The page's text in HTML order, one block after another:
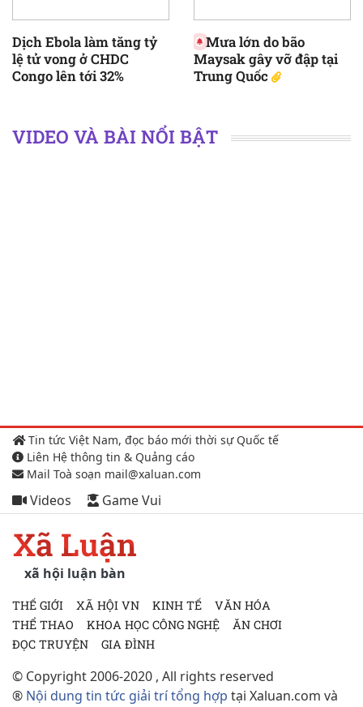
Dịch Ebola làm tăng tỷ
lệ tử vong ở CHDC
Congo lên tới 32%
Mưa lớn do bão
Maysak gây vỡ đập tại
Trung Quốc
VIDEO VÀ BÀI NỔI BẬT
Tin tức Việt Nam, đọc báo mới thời sự Quốc tế
Liên Hệ thông tin & Quảng cáo
Mail Toà soạn mail@xaluan.com
Videos Game Vui
Xã Luận
xã hội luận bàn
THẾ GIỚI XÃ HỘI VN KINH TẾ
VĂN HÓA
THỂ THAO
KHOA HỌC CÔNG NGHỆ
ĂN CHƠI
ĐỌC TRUYỆN
GIA ĐÌNH
© Copyright 2006-2020 , All rights reserved
® Nội dung tin tức giải trí tổng hợp tại Xaluan.com và